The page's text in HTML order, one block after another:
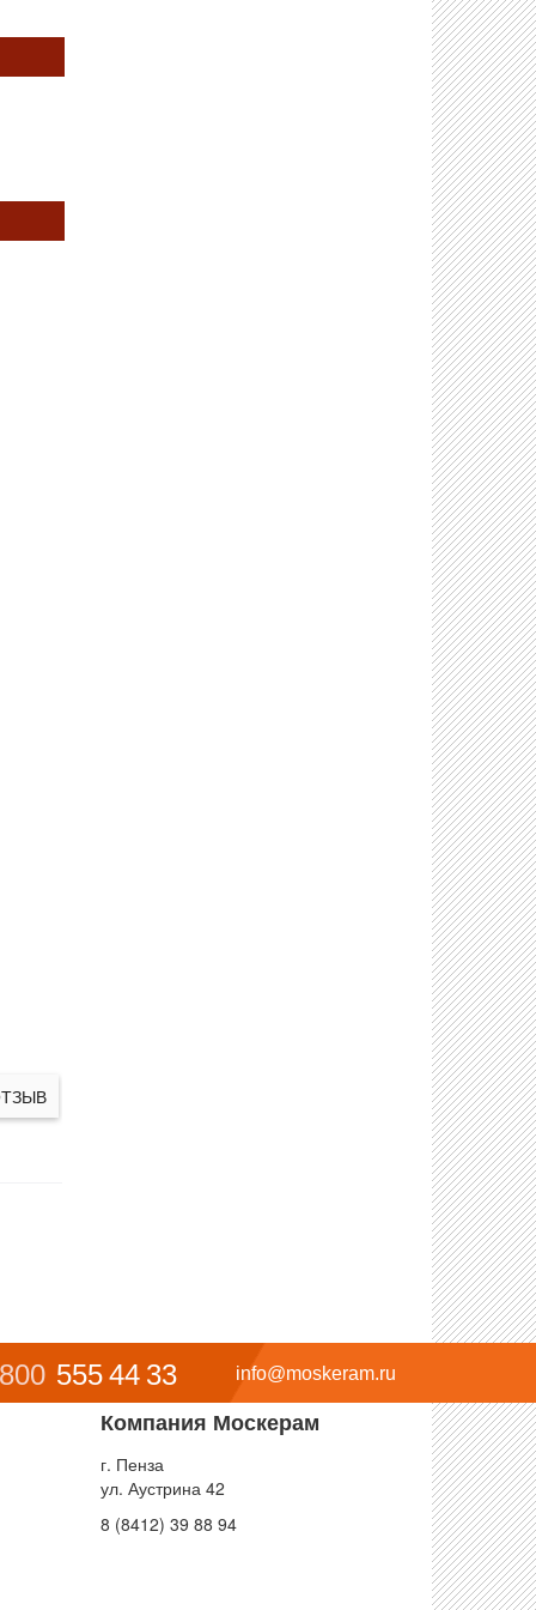
info@moskeram.ru
555 44 33
Компания Москерам
г. Пенза
ул. Аустрина 42
8 (8412) 39 88 94